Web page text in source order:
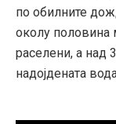
по обилните
околу половина
раселени, а над
надојдената